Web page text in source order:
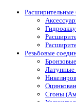
Расширительные
Резьбовые
Бронзовые
Латунные
Сгоны